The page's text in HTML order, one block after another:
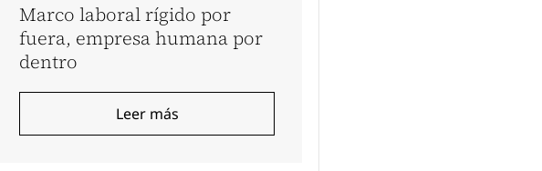
Marco laboral rígido por
fuera, empresa humana por
dentro
Leer más